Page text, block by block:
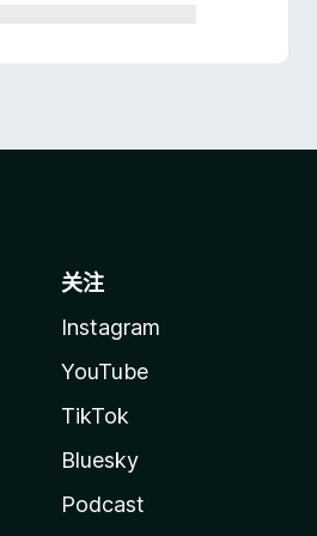
关注
Instagram
YouTube
TikTok
Bluesky
Podcast